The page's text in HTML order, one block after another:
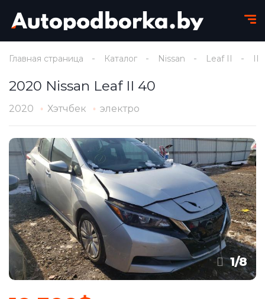
Главная страница Каталог Nissan Leaf II II
2020 Nissan Leaf II 40
2020 Хэтчбек электро
1/8